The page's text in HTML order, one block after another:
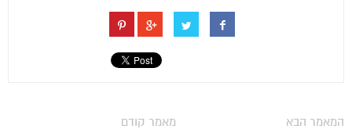
מאמר קודם
המאמר הבא